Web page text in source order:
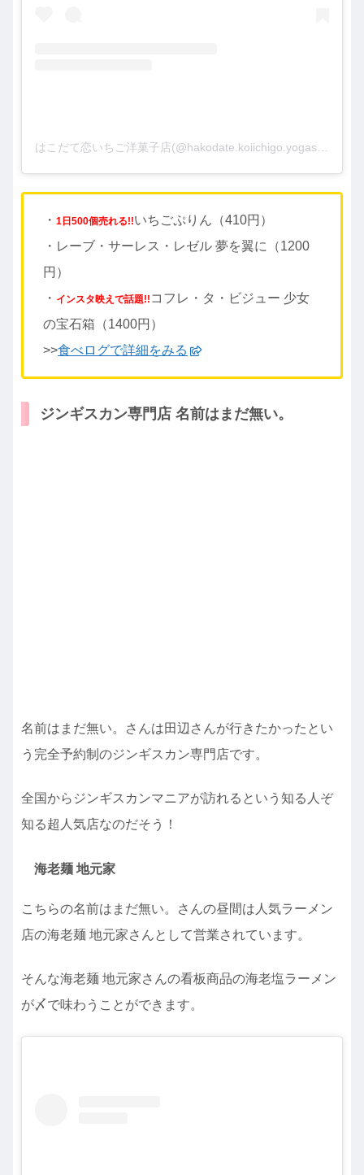
・ 1日500個売れる!!いちごぷりん（410円）
・レーブ・サーレス・レゼル 夢を翼に（1200
円）
・ インスタ映えで話題!! コフレ・タ・ビジュー 少女
の宝石箱（1400円）
>>食べログで詳細をみる
ジンギスカン専門店 名前はまだ無い。
名前はまだ無い。さんは田辺さんが行きたかったとい
う完全予約制のジンギスカン専門店です。
全国からジンギスカンマニアが訪れるという知る人ぞ
知る超人気店なのだそう！
海老麺 地元家
こちらの名前はまだ無い。さんの昼間は人気ラーメン
店の海老麺 地元家さんとして営業されています。
そんな海老麺 地元家さんの看板商品の海老塩ラーメン
が〆で味わうことができます。